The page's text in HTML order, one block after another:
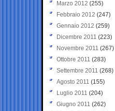
Marzo 2012 (255)
Febbraio 2012 (247)
Gennaio 2012 (259)
Dicembre 2011 (223)
Novembre 2011 (267)
Ottobre 2011 (283)
Settembre 2011 (268)
Agosto 2011 (155)
Luglio 2011 (204)
Giugno 2011 (262)